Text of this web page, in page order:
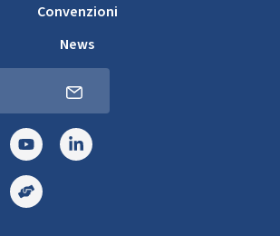
Convenzioni
News